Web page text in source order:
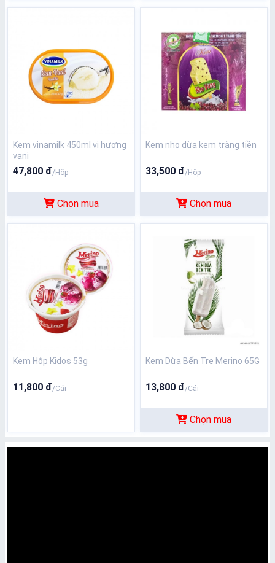
Kem vinamilk 450ml vị hương
vani
47,800 đ/Hộp
Chọn mua
Kem nho dừa kem tràng tiền
33,500 đ/Hộp
Chọn mua
Kem Hộp Kidos 53g
11,800 đ/Cái
Kem Dừa Bến Tre Merino 65G
13,800 đ/Cái
Chọn mua